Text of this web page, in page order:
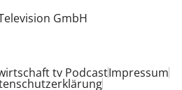
GmbH
tv PodcastImpressum